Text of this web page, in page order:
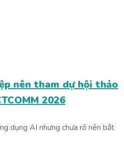
nên tham dự hội thảo
2026
dụng AI nhưng chưa rõ nên bắt